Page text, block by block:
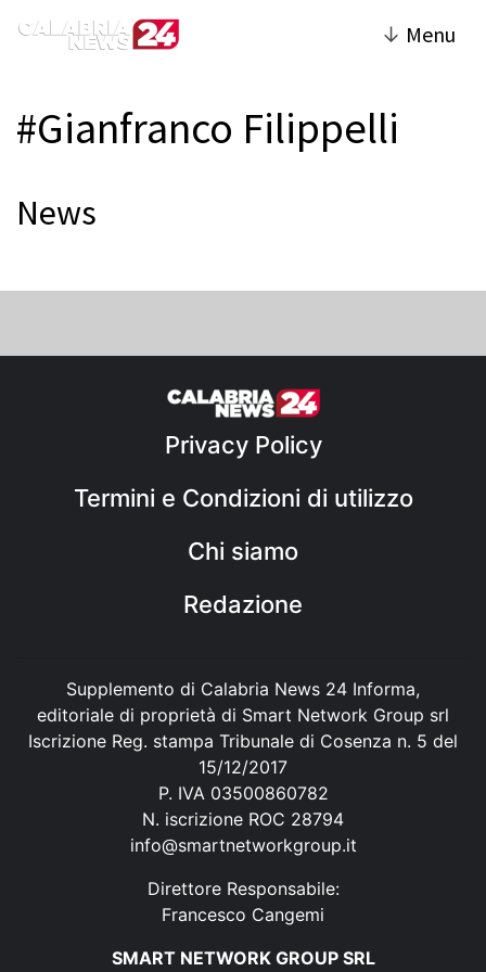
↓ Menu
#Gianfranco Filippelli
News
Privacy Policy
Termini e Condizioni di utilizzo
Chi siamo
Redazione
Supplemento di Calabria News 24 Informa,
editoriale di proprietà di Smart Network Group srl
Iscrizione Reg. stampa Tribunale di Cosenza n. 5 del
15/12/2017
P. IVA 03500860782
N. iscrizione ROC 28794
info@smartnetworkgroup.it
Direttore Responsabile:
Francesco Cangemi
SMART NETWORK GROUP SRL